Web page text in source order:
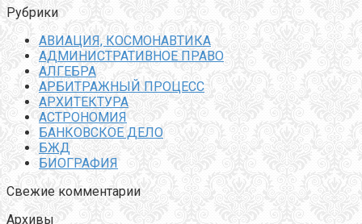
Рубрики
АВИАЦИЯ, КОСМОНАВТИКА
АДМИНИСТРАТИВНОЕ ПРАВО
АЛГЕБРА
АРБИТРАЖНЫЙ ПРОЦЕСС
АРХИТЕКТУРА
АСТРОНОМИЯ
БАНКОВСКОЕ ДЕЛО
БЖД
БИОГРАФИЯ
Свежие комментарии
Архивы